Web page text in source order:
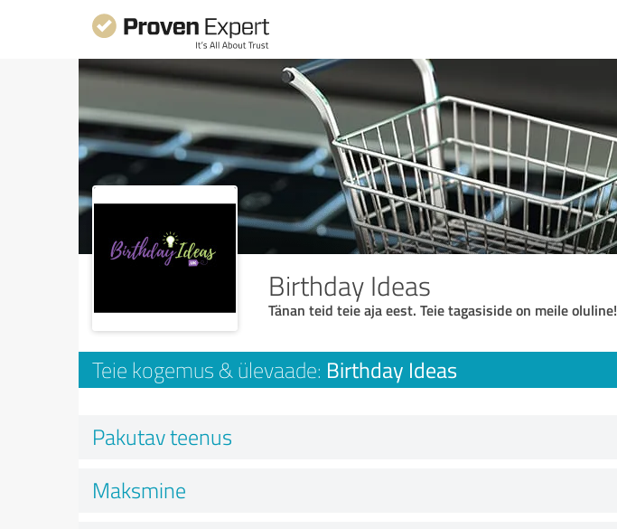
Birthday Ideas
Tänan teid teie aja eest. Teie tagasiside on meile oluline!
Teie kogemus & ülevaade: Birthday Ideas
Pakutav teenus
Maksmine